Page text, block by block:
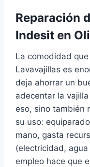
Reparación
Indesit en
La comodidad
Lavavajillas es
deja ahorrar un
adecentar la
eso, sino también
su uso:
mano, gasta
(electricidad,
empleo hace que